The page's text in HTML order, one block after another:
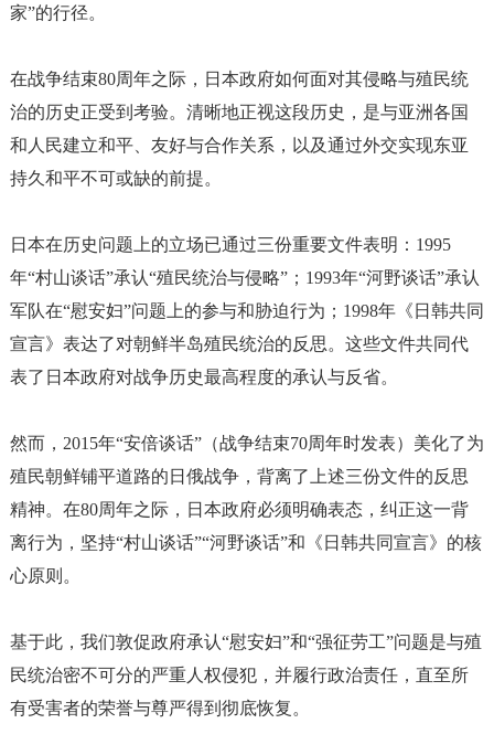
家”的行径。
在战争结束80周年之际，日本政府如何面对其侵略与殖民统
治的历史正受到考验。清晰地正视这段历史，是与亚洲各国
和人民建立和平、友好与合作关系，以及通过外交实现东亚
持久和平不可或缺的前提。
日本在历史问题上的立场已通过三份重要文件表明： 1995
年“村山谈话”承认“殖民统治与侵略”；1993年“河野谈话”承认
军队在“慰安妇”问题上的参与和胁迫行为；1998年《日韩共同
宣言》表达了对朝鲜半岛殖民统治的反思。这些文件共同代
表了日本政府对战争历史最高程度的承认与反省。
然而， 2015年“安倍谈话”（战争结束70周年时发表）美化了为
殖民朝鲜铺平道路的日俄战争，背离了上述三份文件的反思
精神。在80周年之际，日本政府必须明确表态，纠正这一背
离行为，坚持“村山谈话”“河野谈话”和《日韩共同宣言》的核
心原则。
基于此，我们敦促政府承认“慰安妇”和“强征劳工”问题是与殖
民统治密不可分的严重人权侵犯，并履行政治责任，直至所
有受害者的荣誉与尊严得到彻底恢复。